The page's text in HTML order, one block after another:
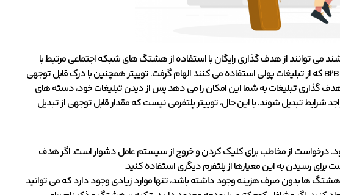
توانند از هدف گذاری رایگان با استفاده از هشتگ های شبکه اجتماعی مرتبط با
مشاغل خود استفاده کنند. همینطور می توان از مشاغل بزرگتر سازمانی B2B که از تبلیغات پولی استفاده می کنند الهام گرفت. توییتر همچنین با درک قابل توجهی
هدف گذاری تبلیغات به شما این امکان را می دهد پس از دیدن تبلیغات خود، دسته های
تبدیل شوند. با این حال، توییتر پلتفرمی نیست که مقدار قابل توجهی از تبدیل
بود. درخواست از مخاطب برای کلیک کردن و خروج از سیستم عامل دشوار است. اگر هدف
برای رسیدن به این معیارها از پلتفرم دیگری استفاده کنید.
ها بدون صرف هزینه وجود داشته باشد، تنها موارد زیادی وجود دارد که می توانید